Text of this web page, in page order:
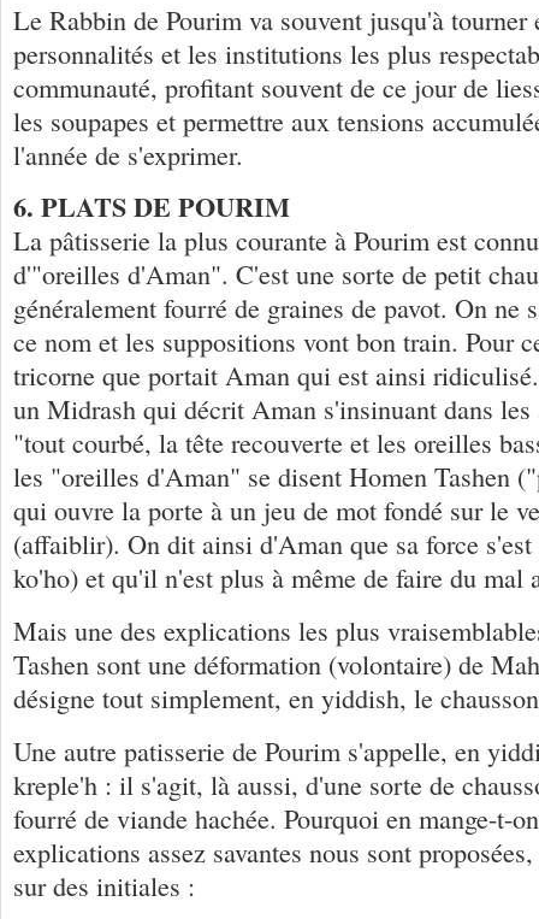
Le Rabbin de Pourim va souvent jusqu'à
personnalités et les institutions les plus
communauté, profitant souvent de ce jour de
les soupapes et permettre aux tensions
l'année de s'exprimer.
6. PLATS DE POURIM
La pâtisserie la plus courante à Pourim est
d'"oreilles d'Aman". C'est une sorte de petit
généralement fourré de graines de pavot. On ne
ce nom et les suppositions vont bon train. Pour
tricorne que portait Aman qui est ainsi
un Midrash qui décrit Aman s'insinuant dans
"tout courbé, la tête recouverte et les oreilles
les "oreilles d'Aman" se disent Homen Tashen
qui ouvre la porte à un jeu de mot fondé sur le
(affaiblir). On dit ainsi d'Aman que sa force
ko'ho) et qu'il n'est plus à même de faire du mal
Mais une des explications les plus
Tashen sont une déformation (volontaire) de
désigne tout simplement, en yiddish, le
Une autre patisserie de Pourim s'appelle, en
kreple'h : il s'agit, là aussi, d'une sorte de
fourré de viande hachée. Pourquoi en mange-t-
explications assez savantes nous sont
sur des initiales :